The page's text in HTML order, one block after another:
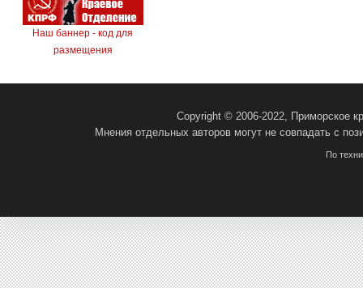
Наш баннер - код для
размещения
Copyright © 2006-2022, Приморское
Мнения отдельных авторов могут не совпадать с
По